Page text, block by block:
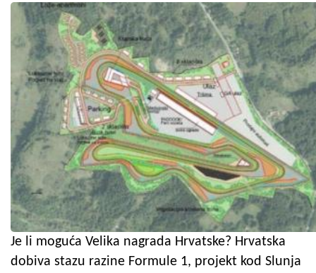
Je li moguća Velika nagrada Hrvatske? Hrvatska
dobiva stazu razine Formule 1, projekt kod Slunja